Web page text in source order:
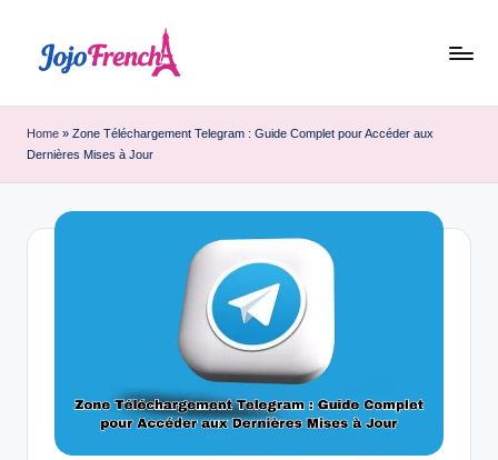
o
Home » Zone Téléchargement Telegram : Guide Complet pour Accéder aux
Dernières Mises à Jour